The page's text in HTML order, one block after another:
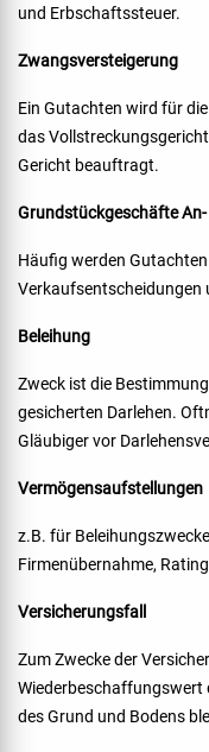
und Erbschaftssteuer.
Zwangsversteigerung
Ein Gutachten wird für
das
Gericht beauftragt.
Grundstückgeschäfte
Häufig werden
Verkaufsentscheidungen
Beleihung
Zweck ist die
gesicherten Darlehen.
Gläubiger vor
Vermögensaufstellungen
z.B. für
Firmenübernahme,
Versicherungsfall
Zum Zwecke der
Wiederbeschaffungswert
des Grund und Bodens